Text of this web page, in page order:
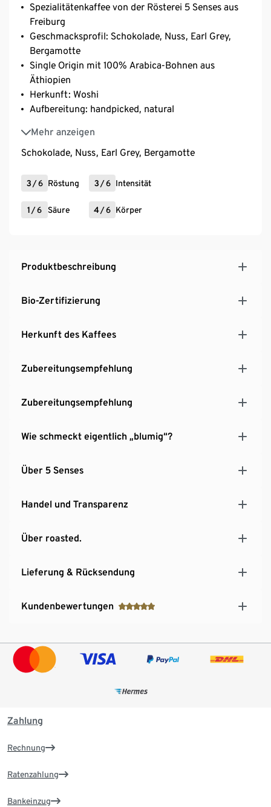
Spezialitätenkaffee von der Rösterei 5 Senses aus
Freiburg
Geschmacksprofil: Schokolade, Nuss, Earl Grey,
Bergamotte
Single Origin mit 100% Arabica-Bohnen aus
Äthiopien
Herkunft: Woshi
Aufbereitung: handpicked, natural
Mehr anzeigen
Varietät: mixed
Schokolade, Nuss, Earl Grey, Bergamotte
3 /6 Röstung 3 /6 Intensität
1 /6 Säure 4/6 Körper
Produktbeschreibung
Bio-Zertifizierung
Herkunft des Kaffees
Zubereitungsempfehlung
Zubereitungsempfehlung
Wie schmeckt eigentlich „blumig“?
Über 5 Senses
Handel und Transparenz
Über roasted.
Lieferung & Rücksendung
Kundenbewertungen
Zahlung
Rechnung
Ratenzahlung
Bankeinzug